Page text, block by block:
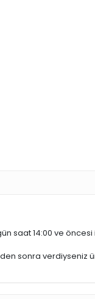
saat 14:00 ve
sonra verdiyseniz